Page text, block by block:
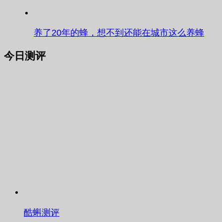
养了20年的蜂，想不到还能在城市这么养蜂
今日测评
酷蝌测评